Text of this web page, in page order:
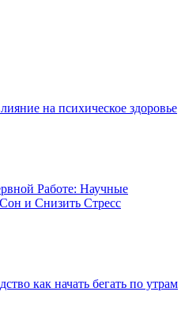
на психическое здоровье
Работе: Научные
и Снизить Стресс
как начать бегать по утрам